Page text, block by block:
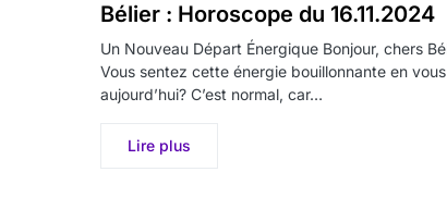
Bélier : Horoscope du 16.11.2024
Un Nouveau Départ Énergique Bonjour, chers
Vous sentez cette énergie bouillonnante en vous
aujourd’hui? C’est normal, car…
Lire plus